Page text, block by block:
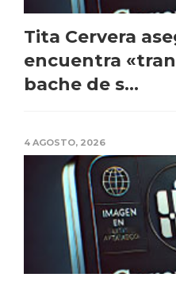
Tita Cervera
encuentra
bache de s...
4 AGOSTO, 2026